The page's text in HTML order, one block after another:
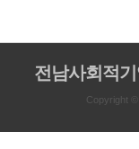
전남사회적
Copyright